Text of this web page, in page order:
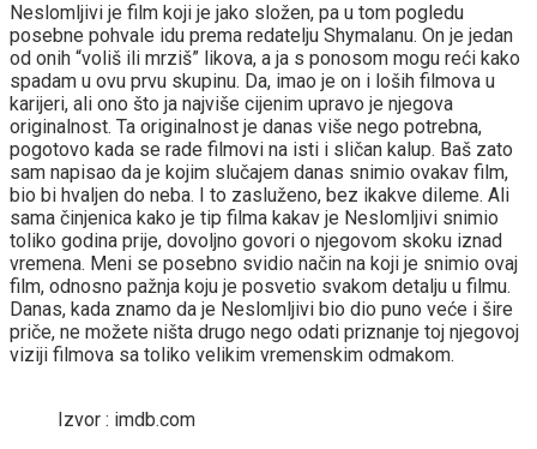
Neslomljivi je film koji je jako složen, pa u tom pogledu
posebne pohvale idu prema redatelju Shymalanu. On je jedan
od onih “voliš ili mrziš” likova, a ja s ponosom mogu reći kako
spadam u ovu prvu skupinu. Da, imao je on i loših filmova u
karijeri, ali ono što ja najviše cijenim upravo je njegova
originalnost. Ta originalnost je danas više nego potrebna,
pogotovo kada se rade filmovi na isti i sličan kalup. Baš zato
sam napisao da je kojim slučajem danas snimio ovakav film,
bio bi hvaljen do neba. I to zasluženo, bez ikakve dileme. Ali
sama činjenica kako je tip filma kakav je Neslomljivi snimio
toliko godina prije, dovoljno govori o njegovom skoku iznad
vremena. Meni se posebno svidio način na koji je snimio ovaj
film, odnosno pažnja koju je posvetio svakom detalju u filmu.
Danas, kada znamo da je Neslomljivi bio dio puno veće i šire
priče, ne možete ništa drugo nego odati priznanje toj njegovoj
viziji filmova sa toliko velikim vremenskim odmakom.
Izvor : imdb.com